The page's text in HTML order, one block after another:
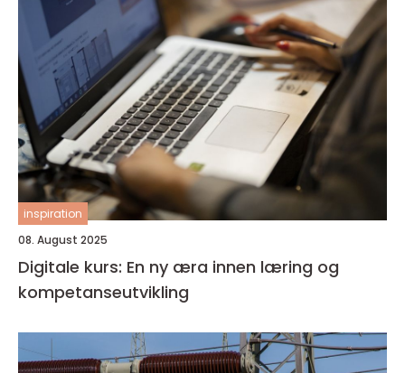
inspiration
08. August 2025
Digitale kurs: En ny æra innen læring og
kompetanseutvikling